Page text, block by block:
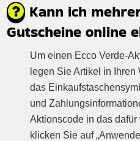
Kann ich
Gutscheine online
Um einen Ecco Verde-
legen Sie Artikel in
das
und
Aktionscode in das
klicken Sie auf